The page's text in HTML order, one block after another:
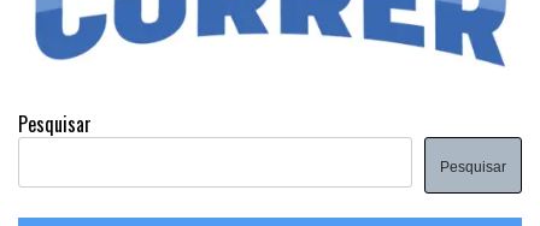
Pesquisar
Pesquisar